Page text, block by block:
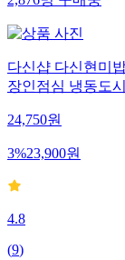
다신샵 다신현미
장인점심 냉동도
24,750원
3%23,900원
4.8
(9)